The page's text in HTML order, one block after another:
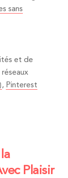
sans
et de
réseaux
, Pinterest
Plaisir